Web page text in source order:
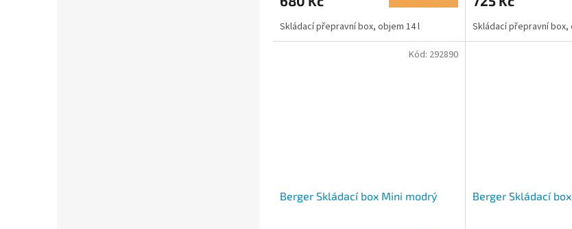
Skládací přepravní box, objem 14 l Skládací přepravní box,
Berger Skládací box Mini modrý
Kód: 292890
Berger Skládací